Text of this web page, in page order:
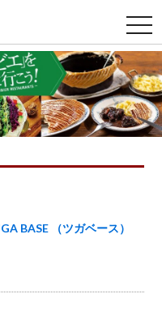
t
o
g
g
l
e
n
a
v
i
t
BASE （ツガベース）